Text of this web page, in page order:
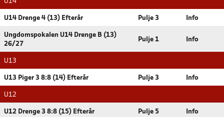
U14 Drenge 4 (13) Efterår Pulje 3 Info
Ungdomspokalen U14 Drenge B (13)
26/27
Pulje 1 Info
U13
U13 Piger 3 8:8 (14) Efterår Pulje 3 Info
U12
U12 Drenge 3 8:8 (15) Efterår Pulje 5 Info